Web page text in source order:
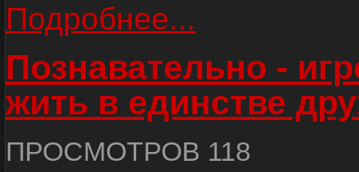
Подробнее...
Познавательно -
жить в единстве
ПРОСМОТРОВ 118